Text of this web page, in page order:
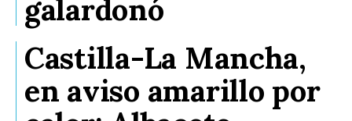
galardonó
Castilla-La Mancha,
en aviso amarillo por